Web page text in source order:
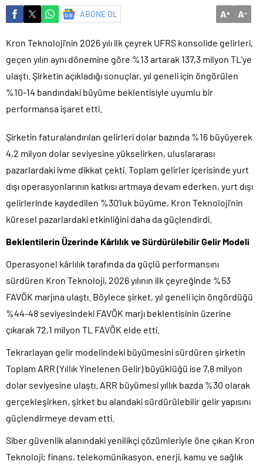
ABONE OL A+ A-
Kron Teknoloji’nin 2026 yılı ilk çeyrek UFRS konsolide gelirleri,
geçen yılın aynı dönemine göre %13 artarak 137,3 milyon TL’ye
ulaştı. Şirketin açıkladığı sonuçlar, yıl geneli için öngörülen
%10-14 bandındaki büyüme beklentisiyle uyumlu bir
performansa işaret etti.
Şirketin faturalandırılan gelirleri dolar bazında %16 büyüyerek
4,2 milyon dolar seviyesine yükselirken, uluslararası
pazarlardaki ivme dikkat çekti. Toplam gelirler içerisinde yurt
dışı operasyonlarının katkısı artmaya devam ederken, yurt dışı
gelirlerinde kaydedilen %30’luk büyüme, Kron Teknoloji’nin
küresel pazarlardaki etkinliğini daha da güçlendirdi.
Beklentilerin Üzerinde Kârlılık ve Sürdürülebilir Gelir Modeli
Operasyonel kârlılık tarafında da güçlü performansını
sürdüren Kron Teknoloji, 2026 yılının ilk çeyreğinde %53
FAVÖK marjına ulaştı. Böylece şirket, yıl geneli için öngördüğü
%44-48 seviyesindeki FAVÖK marjı beklentisinin üzerine
çıkarak 72,1 milyon TL FAVÖK elde etti.
Tekrarlayan gelir modelindeki büyümesini sürdüren şirketin
Toplam ARR (Yıllık Yinelenen Gelir) büyüklüğü ise 7,8 milyon
dolar seviyesine ulaştı. ARR büyümesi yıllık bazda %30 olarak
gerçekleşirken, şirket bu alandaki sürdürülebilir gelir yapısını
güçlendirmeye devam etti.
Siber güvenlik alanındaki yenilikçi çözümleriyle öne çıkan Kron
Teknoloji; finans, telekomünikasyon, enerji, kamu ve sağlık